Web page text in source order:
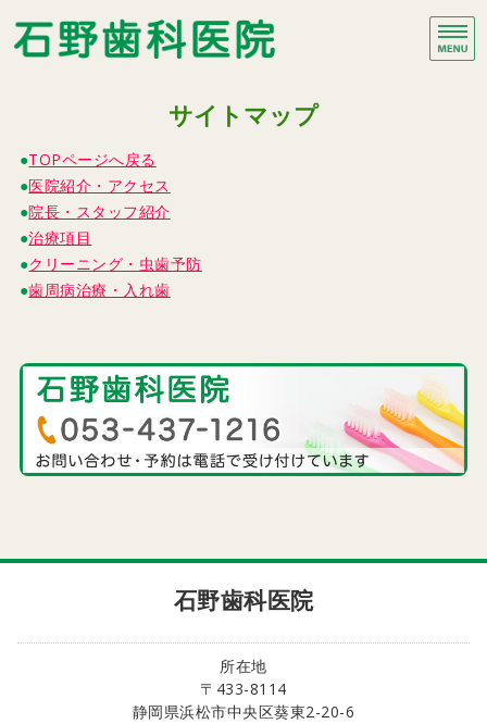
石野歯科医院｜静岡県
治療項目
院長・スタッフ紹介
医院紹介・アクセス
サイトマップ
TOPページへ戻る
医院紹介・アクセス
院長・スタッフ紹介
治療項目
クリーニング・虫歯予防
歯周病治療・入れ歯
石野歯科医院
所在地
〒433-8114
静岡県浜松市中央区葵東2-20-6